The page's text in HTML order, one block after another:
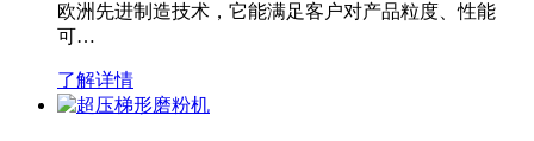
欧洲先进制造技术，它能满足客户对产品粒度、性能
可…
了解详情